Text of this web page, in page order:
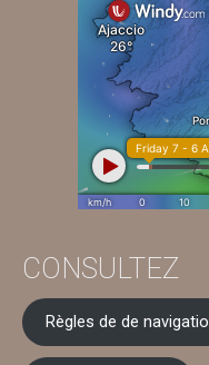
CONSULTEZ
Règles de de